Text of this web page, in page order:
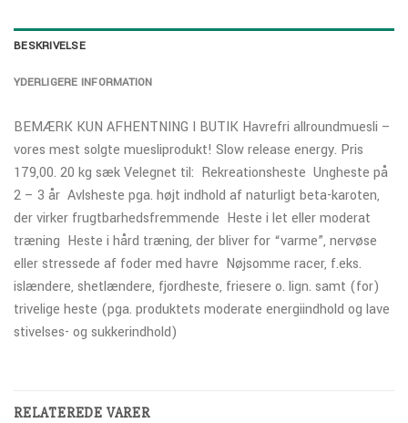
BESKRIVELSE
YDERLIGERE INFORMATION
BEMÆRK KUN AFHENTNING I BUTIK Havrefri allroundmuesli –
vores mest solgte muesliprodukt! Slow release energy. Pris
179,00. 20 kg sæk Velegnet til:  Rekreationsheste  Ungheste på
2 – 3 år  Avlsheste pga. højt indhold af naturligt beta-karoten,
der virker frugtbarhedsfremmende  Heste i let eller moderat
træning  Heste i hård træning, der bliver for “varme”, nervøse
eller stressede af foder med havre  Nøjsomme racer, f.eks.
islændere, shetlændere, fjordheste, friesere o. lign. samt (for)
trivelige heste (pga. produktets moderate energiindhold og lave
stivelses- og sukkerindhold)
RELATEREDE VARER